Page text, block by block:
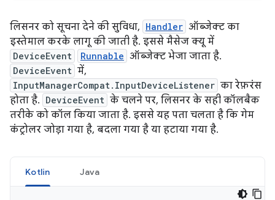
लिसनर को सूचना देने की सुविधा, Handler ऑब्जेक्ट का
इस्तेमाल करके लागू की जाती है. इससे मैसेज क्यू में
DeviceEvent Runnable ऑब्जेक्ट भेजा जाता है.
DeviceEvent में,
InputManagerCompat.InputDeviceListener का रेफ़रंस
होता है. DeviceEvent के चलने पर, लिसनर के सही कॉलबैक
तरीके को कॉल किया जाता है. इससे यह पता चलता है कि गेम
कंट्रोलर जोड़ा गया है, बदला गया है या हटाया गया है.
Kotlin Java